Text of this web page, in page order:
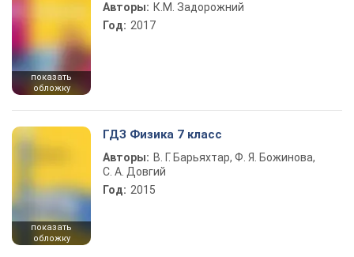
показать
обложку
Авторы: К.М. Задорожний
Год: 2017
показать
обложку
ГДЗ Физика 7 класс
Авторы: В. Г. Барьяхтар, Ф. Я. Божинова,
С. А. Довгий
Год: 2015